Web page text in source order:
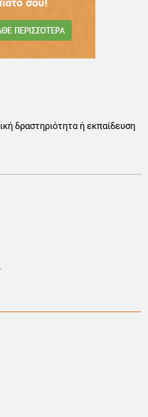
δραστηριότητα ή εκπαίδευση